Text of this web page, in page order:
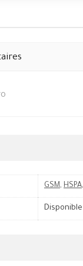
GSM, HSPA,
Disponible